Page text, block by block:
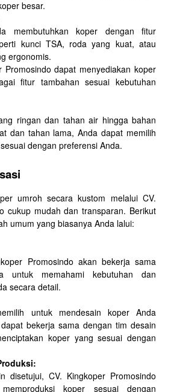
besar.
membutuhkan koper dengan fitur
kunci TSA, roda yang kuat, atau
ergonomis.
Promosindo dapat menyediakan koper
fitur tambahan sesuai kebutuhan
ringan dan tahan air hingga bahan
dan tahan lama, Anda dapat memilih
dengan preferensi Anda.
umroh secara kustom melalui CV.
cukup mudah dan transparan. Berikut
umum yang biasanya Anda lalui:
Promosindo akan bekerja sama
untuk memahami kebutuhan dan
secara detail.
untuk mendesain koper Anda
bekerja sama dengan tim desain
koper yang sesuai dengan
disetujui, CV. Kingkoper Promosindo
koper sesuai dengan